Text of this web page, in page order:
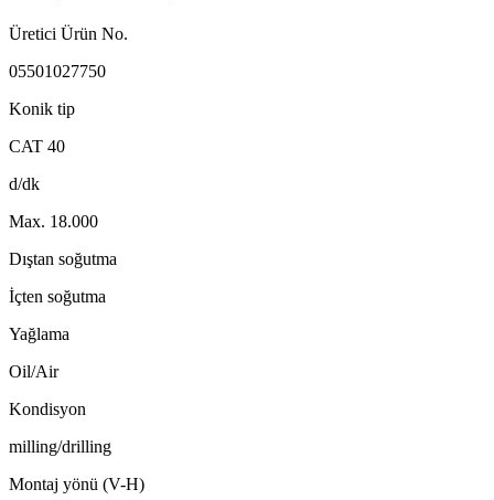
Üretici Ürün No.
05501027750
Konik tip
CAT 40
d/dk
Max. 18.000
Dıştan soğutma
İçten soğutma
Yağlama
Oil/Air
Kondisyon
milling/drilling
Montaj yönü (V-H)